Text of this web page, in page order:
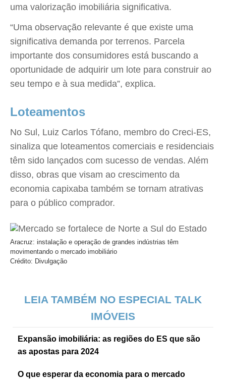
uma valorização imobiliária significativa.
“Uma observação relevante é que existe uma
significativa demanda por terrenos. Parcela
importante dos consumidores está buscando a
oportunidade de adquirir um lote para construir ao
seu tempo e à sua medida”, explica.
Loteamentos
No Sul, Luiz Carlos Tófano, membro do Creci-ES,
sinaliza que loteamentos comerciais e residenciais
têm sido lançados com sucesso de vendas. Além
disso, obras que visam ao crescimento da
economia capixaba também se tornam atrativas
para o público comprador.
Aracruz: instalação e operação de grandes indústrias têm
movimentando o mercado imobiliário
Crédito: Divulgação
LEIA TAMBÉM NO ESPECIAL TALK
IMÓVEIS
Expansão imobiliária: as regiões do ES que são
as apostas para 2024
O que esperar da economia para o mercado